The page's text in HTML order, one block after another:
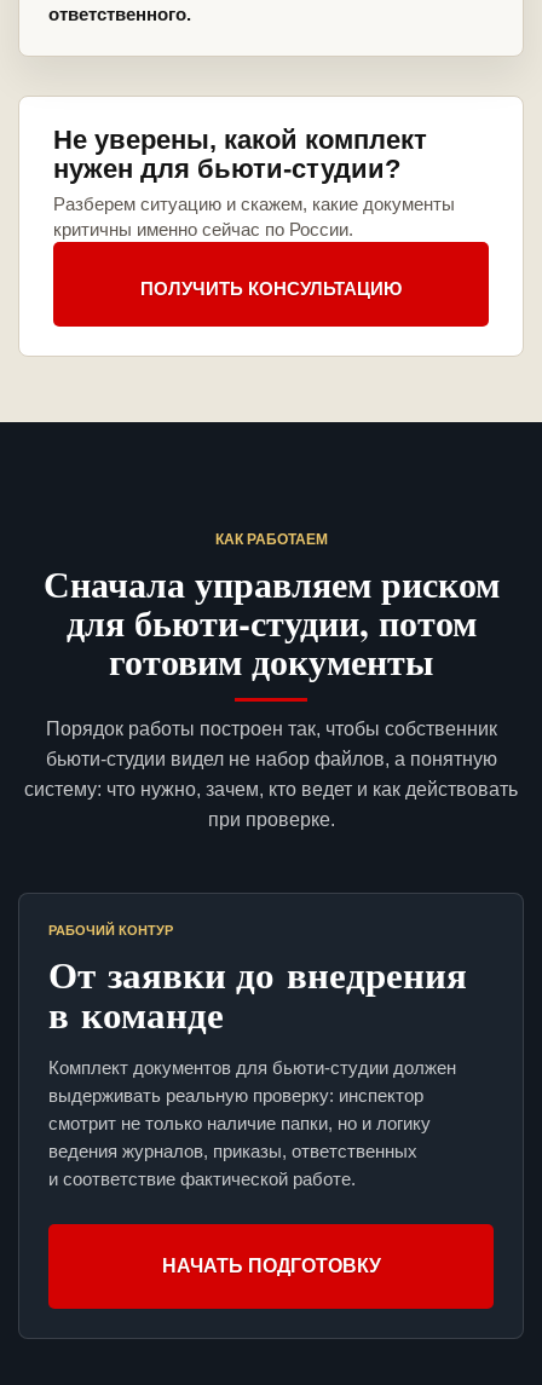
ответственного.
Не уверены, какой комплект
нужен для бьюти-студии?
Разберем ситуацию и скажем, какие документы
критичны именно сейчас по России.
ПОЛУЧИТЬ КОНСУЛЬТАЦИЮ
КАК РАБОТАЕМ
Сначала управляем риском
для бьюти-студии, потом
готовим документы
Порядок работы построен так, чтобы собственник
бьюти-студии видел не набор файлов, а понятную
систему: что нужно, зачем, кто ведет и как действовать
при проверке.
РАБОЧИЙ КОНТУР
От заявки до внедрения
в команде
Комплект документов для бьюти-студии должен
выдерживать реальную проверку: инспектор
смотрит не только наличие папки, но и логику
ведения журналов, приказы, ответственных
и соответствие фактической работе.
НАЧАТЬ ПОДГОТОВКУ